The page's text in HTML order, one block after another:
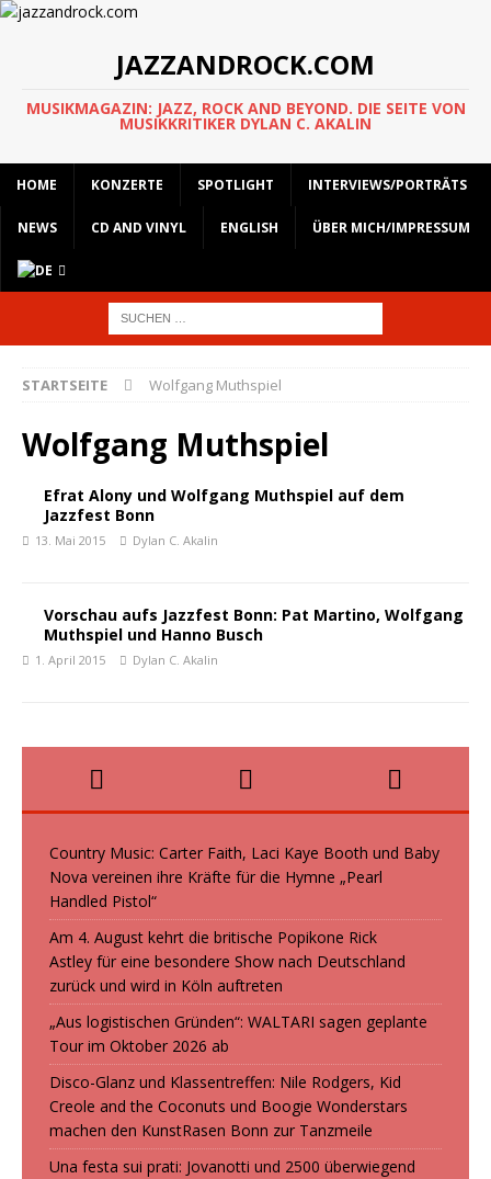
JAZZANDROCK.COM
MUSIKMAGAZIN: JAZZ, ROCK AND BEYOND. DIE SEITE VON
MUSIKKRITIKER DYLAN C. AKALIN
HOME KONZERTE SPOTLIGHT INTERVIEWS/PORTRÄTS
NEWS CD AND VINYL ENGLISH ÜBER MICH/IMPRESSUM
STARTSEITE Wolfgang Muthspiel
Wolfgang Muthspiel
Efrat Alony und Wolfgang Muthspiel auf dem
Jazzfest Bonn
13. Mai 2015 Dylan C. Akalin
Vorschau aufs Jazzfest Bonn: Pat Martino, Wolfgang
Muthspiel und Hanno Busch
1. April 2015 Dylan C. Akalin
Country Music: Carter Faith, Laci Kaye Booth und Baby
Nova vereinen ihre Kräfte für die Hymne „Pearl
Handled Pistol“
Am 4. August kehrt die britische Popikone Rick
Astley für eine besondere Show nach Deutschland
zurück und wird in Köln auftreten
„Aus logistischen Gründen“: WALTARI sagen geplante
Tour im Oktober 2026 ab
Disco-Glanz und Klassentreffen: Nile Rodgers, Kid
Creole and the Coconuts und Boogie Wonderstars
machen den KunstRasen Bonn zur Tanzmeile
Una festa sui prati: Jovanotti und 2500 überwiegend